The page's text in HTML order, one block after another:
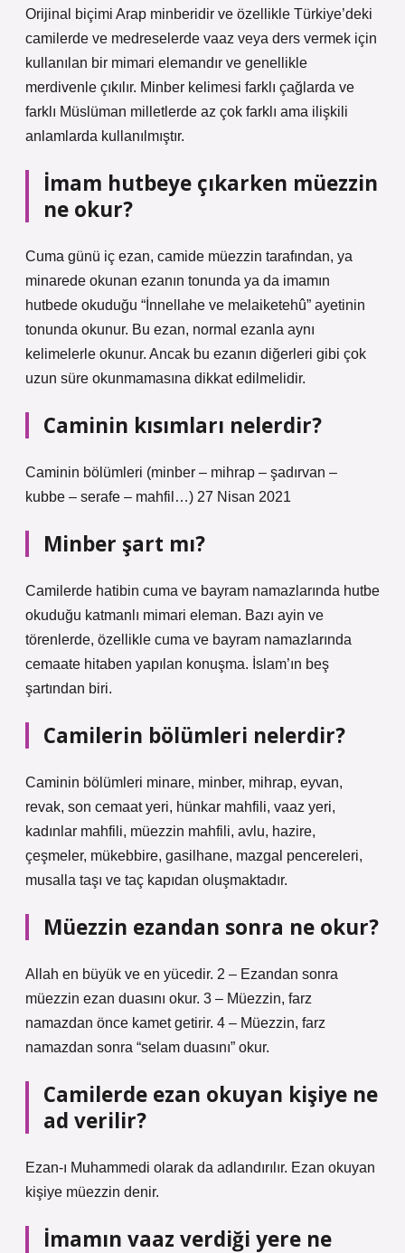
Orijinal biçimi Arap minberidir ve özellikle Türkiye’deki
camilerde ve medreselerde vaaz veya ders vermek için
kullanılan bir mimari elemandır ve genellikle
merdivenle çıkılır. Minber kelimesi farklı çağlarda ve
farklı Müslüman milletlerde az çok farklı ama ilişkili
anlamlarda kullanılmıştır.
İmam hutbeye çıkarken müezzin
ne okur?
Cuma günü iç ezan, camide müezzin tarafından, ya
minarede okunan ezanın tonunda ya da imamın
hutbede okuduğu “İnnellahe ve melaiketehû” ayetinin
tonunda okunur. Bu ezan, normal ezanla aynı
kelimelerle okunur. Ancak bu ezanın diğerleri gibi çok
uzun süre okunmamasına dikkat edilmelidir.
Caminin kısımları nelerdir?
Caminin bölümleri (minber – mihrap – şadırvan –
kubbe – serafe – mahfil…) 27 Nisan 2021
Minber şart mı?
Camilerde hatibin cuma ve bayram namazlarında hutbe
okuduğu katmanlı mimari eleman. Bazı ayin ve
törenlerde, özellikle cuma ve bayram namazlarında
cemaate hitaben yapılan konuşma. İslam’ın beş
şartından biri.
Camilerin bölümleri nelerdir?
Caminin bölümleri minare, minber, mihrap, eyvan,
revak, son cemaat yeri, hünkar mahfili, vaaz yeri,
kadınlar mahfili, müezzin mahfili, avlu, hazire,
çeşmeler, mükebbire, gasilhane, mazgal pencereleri,
musalla taşı ve taç kapıdan oluşmaktadır.
Müezzin ezandan sonra ne okur?
Allah en büyük ve en yücedir. 2 – Ezandan sonra
müezzin ezan duasını okur. 3 – Müezzin, farz
namazdan önce kamet getirir. 4 – Müezzin, farz
namazdan sonra “selam duasını” okur.
Camilerde ezan okuyan kişiye ne
ad verilir?
Ezan-ı Muhammedi olarak da adlandırılır. Ezan okuyan
kişiye müezzin denir.
İmamın vaaz verdiği yere ne